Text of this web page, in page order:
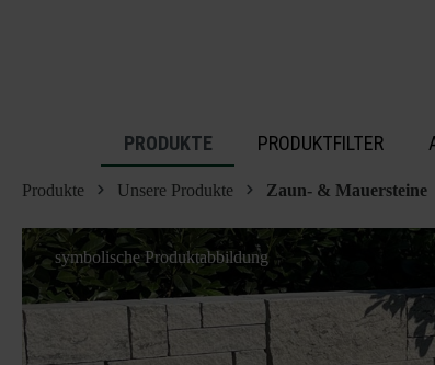
PRODUKTE PRODUKTFILTER
Produkte Unsere Produkte Zaun- & Mauersteine
symbolische Produktabbildung